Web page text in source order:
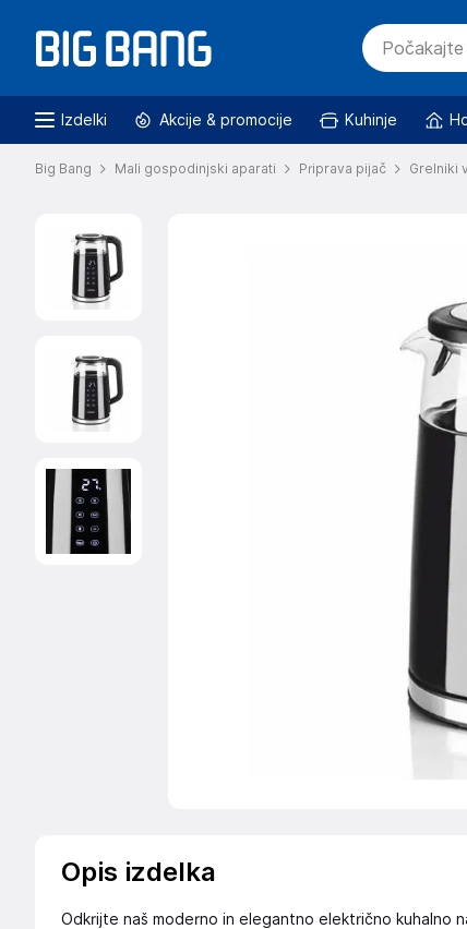
Izdelki Akcije & promocije Kuhinje
Big Bang Mali gospodinjski aparati Priprava pijač Grelniki
Opis izdelka
Odkrijte naš moderno in elegantno električno kuhalno